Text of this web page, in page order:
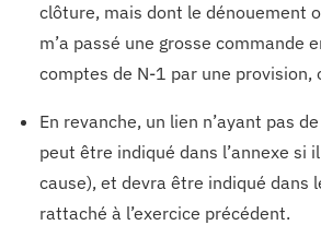
clôture, mais dont le dénouement
m’a passé une grosse commande
comptes de N-1 par une
En revanche, un lien n’ayant pas
peut être indiqué dans l’annexe si
cause), et devra être indiqué dans
rattaché à l’exercice précédent.